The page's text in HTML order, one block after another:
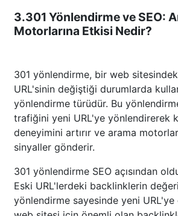
3.301 Yönlendirme ve SEO:
Motorlarına Etkisi Nedir?
301 yönlendirme, bir web
URL'sinin değiştiği durumlarda
yönlendirme türüdür. Bu
trafiğini yeni URL'ye yönlendirerek
deneyimini artırır ve arama
sinyaller gönderir.
301 yönlendirme SEO açısından
Eski URL'lerdeki backlinklerin
yönlendirme sayesinde yeni